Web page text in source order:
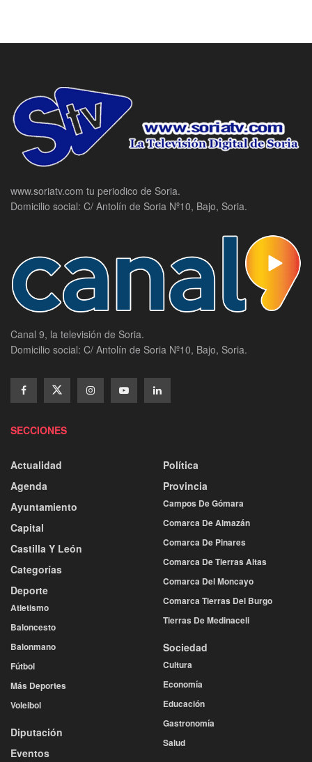
www.soriatv.com tu periodico de Soria.
Domicilio social: C/ Antolín de Soria Nº10, Bajo, Soria.
Canal 9, la televisión de Soria.
Domicilio social: C/ Antolín de Soria Nº10, Bajo, Soria.
SECCIONES
Actualidad
Agenda
Ayuntamiento
Capital
Castilla Y León
Categorías
Deporte
Atletismo
Baloncesto
Balonmano
Fútbol
Más Deportes
Voleibol
Diputación
Eventos
Política
Provincia
Campos De Gómara
Comarca De Almazán
Comarca De Pinares
Comarca De Tierras Altas
Comarca Del Moncayo
Comarca Tierras Del Burgo
Tierras De Medinaceli
Sociedad
Cultura
Economía
Educación
Gastronomía
Salud